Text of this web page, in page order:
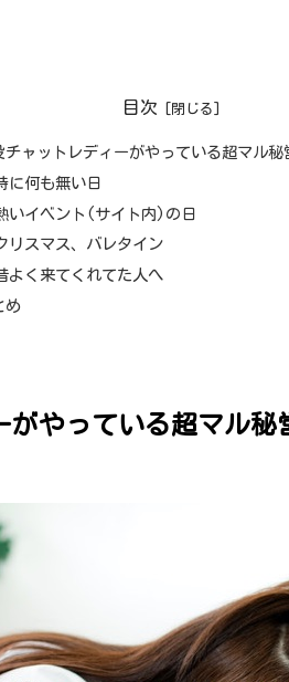
目次
チャットレディーがやっている超マル秘
に何も無い日
いイベント(サイト内)の日
リスマス、バレタイン
よく来てくれてた人へ
め
がやっている超マル秘